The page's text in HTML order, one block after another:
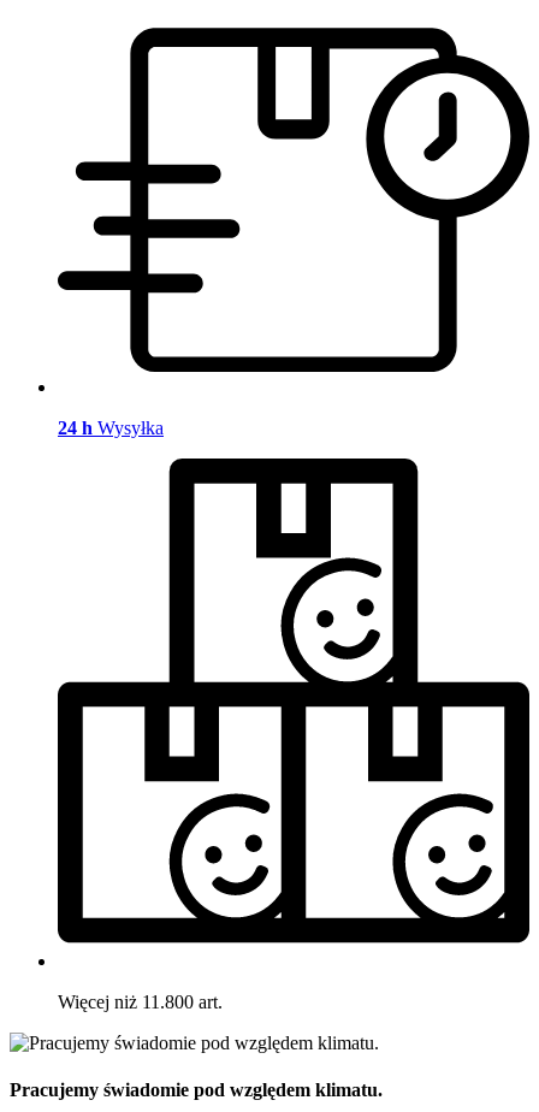
24 h Wysyłka
Więcej niż 11.800 art.
Pracujemy świadomie pod względem klimatu.